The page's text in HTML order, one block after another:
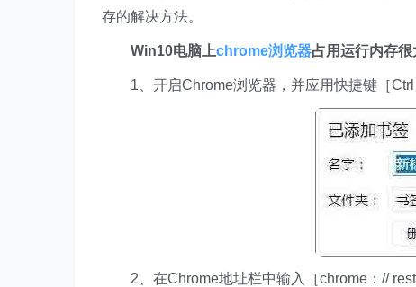
存的解决方法。
Win10电脑上chrome浏览器占用运行内存
1、开启Chrome浏览器，并应用快捷键［Ctrl
2、在Chrome地址栏中输入［chrome：//